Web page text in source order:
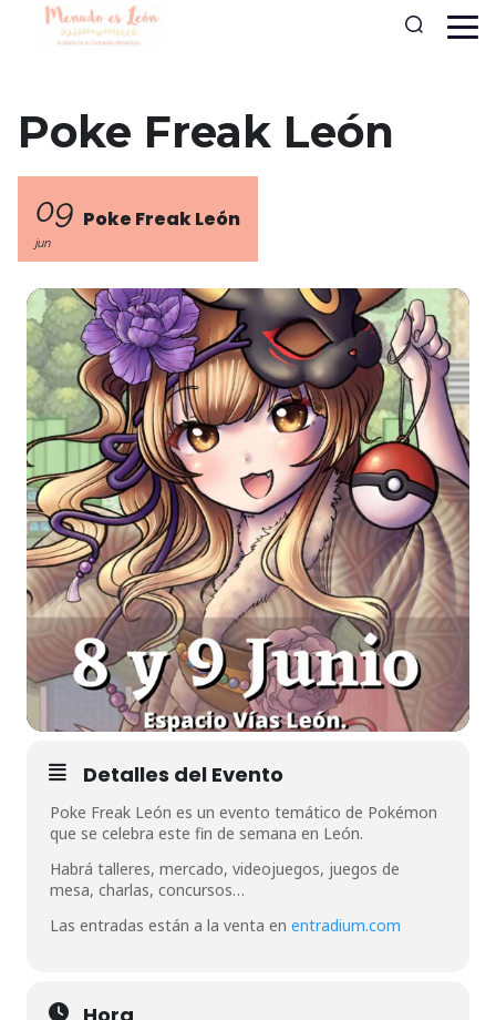
Poke Freak León
09
jun
Poke Freak León
Detalles del Evento
Poke Freak León es un evento temático de Pokémon
que se celebra este fin de semana en León.
Habrá talleres, mercado, videojuegos, juegos de
mesa, charlas, concursos…
Las entradas están a la venta en entradium.com